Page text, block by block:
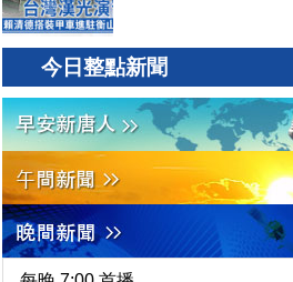
今日整點新聞